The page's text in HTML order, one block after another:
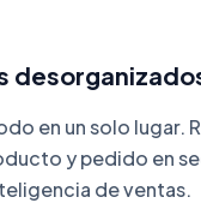
en un solo lugar.
y pedido en
de ventas.